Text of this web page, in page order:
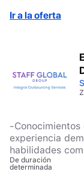
Ir a la oferta
-
experiencia
habilidades
De duración
determinada